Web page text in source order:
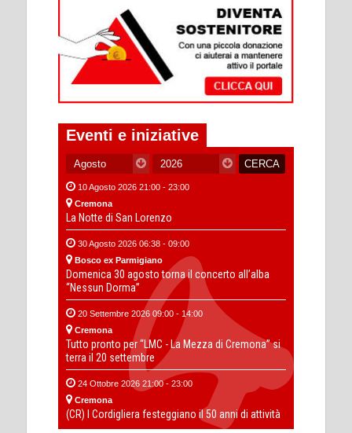
Eventi e iniziative
10 Agosto 2026 21:00 - 23:00
Cremona
La Notte di San Lorenzo
30 Agosto 2026 06:38 - 09:00
Bosco ex Parmigiano
Domenica 30 agosto torna il concerto all’alba
“Nessun Dorma”
20 Settembre 2026 09:00 - 14:00
Cremona
Tutto pronto per “LMC - La Mezza di Cremona” si
terra il 20 settembre
24 Ottobre 2026 21:00 - 23:00
Cremona
(CR) I Cordigliera festeggiano il 50 anni di attività